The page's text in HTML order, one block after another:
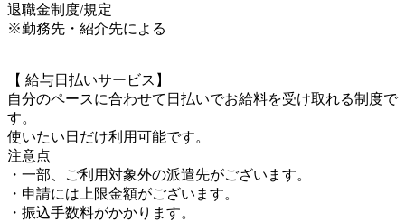
退職金制度/規定
※勤務先・紹介先による
【 給与日払いサービス】
自分のペースに合わせて日払いでお給料を受け取れる制度で
す。
使いたい日だけ利用可能です。
注意点
・一部、ご利用対象外の派遣先がございます。
・申請には上限金額がございます。
・振込手数料がかかります。